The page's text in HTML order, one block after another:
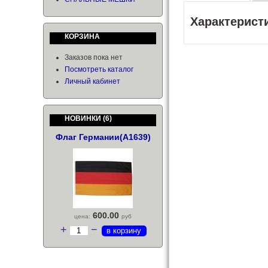
КОРЗИНА
Заказов пока нет
Посмотреть каталог
Личный кабинет
НОВИНКИ (6)
Флаг Германии(А1639)
цена: 600.00 руб
+ − в корзину